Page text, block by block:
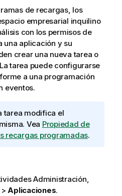
de recargas, los
empresarial inquilino
con los permisos de
una aplicación y su
crear una nueva tarea o
tarea puede configurarse
a una programación
eventos.
tarea modifica el
Vea Propiedad de
recargas programadas.
Administración
> Aplicaciones.